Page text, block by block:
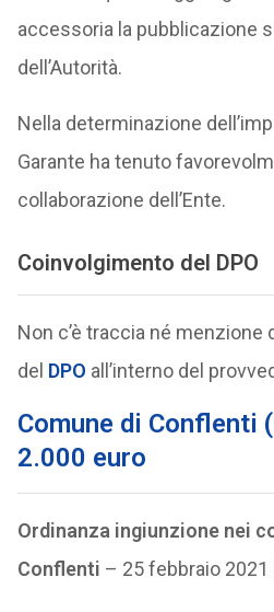
accessoria la pubblicazione
dell’Autorità.
Nella determinazione
Garante ha tenuto
collaborazione dell’Ente.
Coinvolgimento del DPO
Non c’è traccia né
del DPO all’interno del
Comune di Conflenti
2.000 euro
Ordinanza ingiunzione nei
Conflenti – 25 febbraio 2021